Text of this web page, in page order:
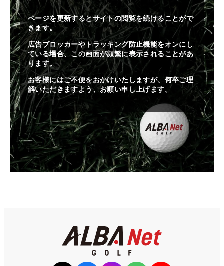
ページを更新するとサイトの閲覧を続けることがで
きます。
広告ブロッカーやトラッキング防止機能をオンにし
ている場合、この画面が頻繁に表示されることがあ
ります。
お客様にはご不便をおかけいたしますが、何卒ご理
解いただきますよう、お願い申し上げます。